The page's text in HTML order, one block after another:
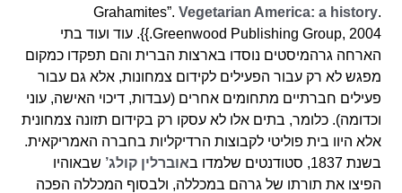
Grahamites”. Vegetarian America: a history.
Greenwood Publishing Group, 2004.}}. עוד ועוד בתי
הארחה גרהמיסטים נוסדו בארצות הברית והם תפקדו כמקום
מפגש לא רק עבור הפעילים לקידום צמחונות, אלא גם עבור
פעילים חברתיים מתחומים אחרים (עבדות, דיכוי האישה, עוני
וכדומה). כלומר, בתים אלו לא עסקו רק בקידום תזונה צמחונית
אלא היוו בית פוליטי לקבוצות הרדיקליות בחברה האמריקאית.
בשנת 1837, סטודנטים שלמדו ב
אוברלין קולג’ שבאוהיו
הפיצו את תורתו של גרהם במכללה, ולבסוף המכללה הפכה